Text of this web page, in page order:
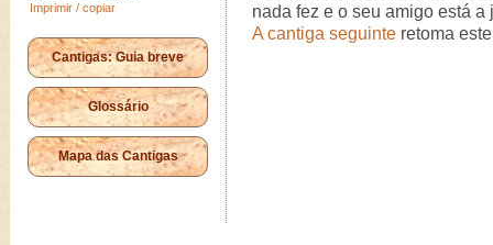
Imprimir / copiar
Cantigas: Guia breve
Glossário
Mapa das Cantigas
nada fez e o seu amigo está
A cantiga seguinte retoma